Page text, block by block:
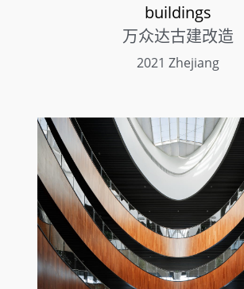
buildings
万众达古建改造
2021 Zhejiang